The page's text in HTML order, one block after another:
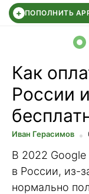
+ ПОПОЛНИТЬ
СБЕР
Как
России
Иван Герасимов
В 2022
в России, из-
нормально